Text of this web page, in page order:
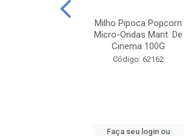
Milho Pipoca Popcorn
Micro-Ondas Mant. De
Cinema 100G
Código: 62162
Faça seu login ou